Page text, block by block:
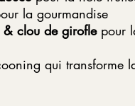
la gourmandise
& clou de giroflepour
qui transforme